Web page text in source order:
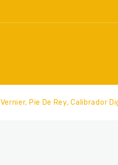
Vernier, Pie De Rey, Calibrador